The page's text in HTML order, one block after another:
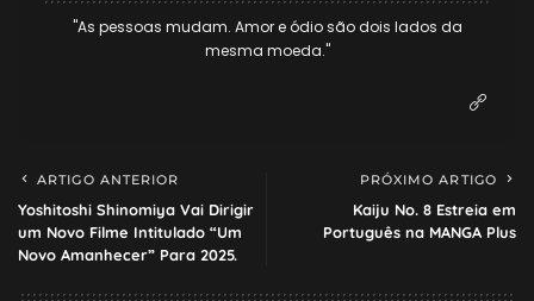
"As pessoas mudam. Amor e ódio são dois lados da
mesma moeda."
ARTIGO ANTERIOR
Yoshitoshi Shinomiya Vai Dirigir
um Novo Filme Intitulado “Um
Novo Amanhecer” Para 2025.
PRÓXIMO ARTIGO
Kaiju No. 8 Estreia em
Português na MANGA Plus